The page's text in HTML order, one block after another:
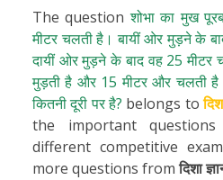
The questionशोभा का मुख
मीटर चलती है। बायीं ओर मुड़ने के
दायीं ओर मुड़ने के बाद वह 25
मुड़ती है और 15 मीटर और चलती
कितनी दूरी पर है? belongs to
the important
different competitive
more questions fromदिशा